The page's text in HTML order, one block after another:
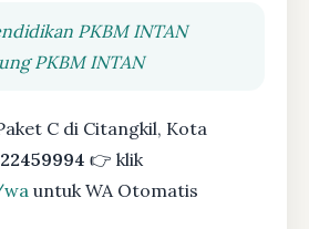
PKBM INTAN
PKBM INTAN
C di Citangkil, Kota
👉 klik
untuk WA Otomatis